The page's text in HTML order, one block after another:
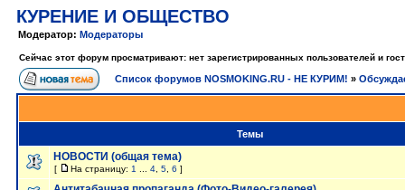
КУРЕНИЕ И ОБЩЕСТВО
Модератор: Модераторы
Сейчас этот форум просматривают: нет зарегистрированных пользователей и
Список форумов NOSMOKING.RU - НЕ КУРИМ! »
Темы
НОВОСТИ (общая тема)
[ На страницу: 1 4 5 6 ]